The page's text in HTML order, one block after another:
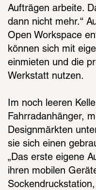
Aufträgen arbeite.
dann nicht mehr.“
Open Workspace
können sich mit
einmieten und die
Werkstatt nutzen.
Im noch leeren
Fahrradanhänger,
Designmärkten
sie sich einen
„Das erste eigene
ihren mobilen